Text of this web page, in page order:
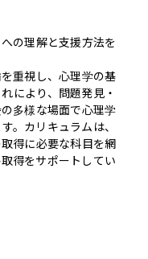
の理解と支援方法を
重視し、心理学の基
により、問題発見・
多様な場面で心理学
。カリキュラムは、
得に必要な科目を網
得をサポートしてい